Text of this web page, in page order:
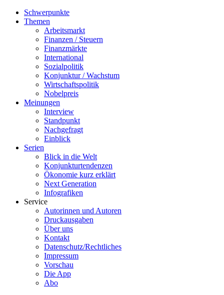
Schwerpunkte
Themen
Arbeitsmarkt
Finanzen / Steuern
Finanzmärkte
International
Sozialpolitik
Konjunktur / Wachstum
Wirtschaftspolitik
Nobelpreis
Meinungen
Interview
Standpunkt
Nachgefragt
Einblick
Serien
Blick in die Welt
Konjunkturtendenzen
Ökonomie kurz erklärt
Next Generation
Infografiken
Service
Autorinnen und Autoren
Druckausgaben
Über uns
Kontakt
Datenschutz/Rechtliches
Impressum
Vorschau
Die App
Abo